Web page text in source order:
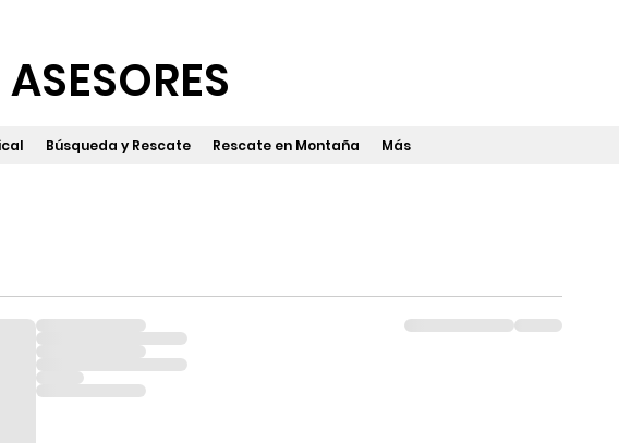
Búsqueda y Rescate Rescate en Montaña Más